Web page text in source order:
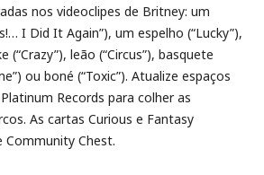
nos videoclipes de Britney: um
I Did It Again”), um espelho (“Lucky”),
(“Crazy”), leão (“Circus”), basquete
ou boné (“Toxic”). Atualize espaços
Records para colher as
As cartas Curious e Fantasy
Community Chest.